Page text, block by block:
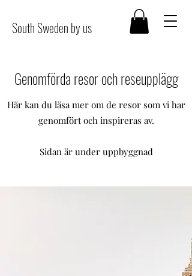
South Sweden by us
Genomförda resor och reseupplägg
Här kan du läsa mer om de resor som vi har
genomfört och inspireras av.
Sidan är under uppbyggnad